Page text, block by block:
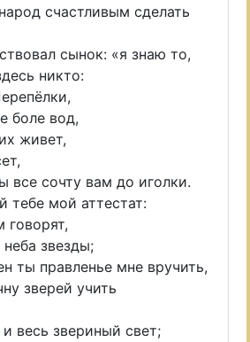
счастливым сделать
сынок: «я знаю то,
никто:
боле вод,
живет,
все сочту вам до иголки.
тебе мой аттестат:
говорят,
звезды;
ты правленье мне вручить,
зверей учить
весь звериный свет;